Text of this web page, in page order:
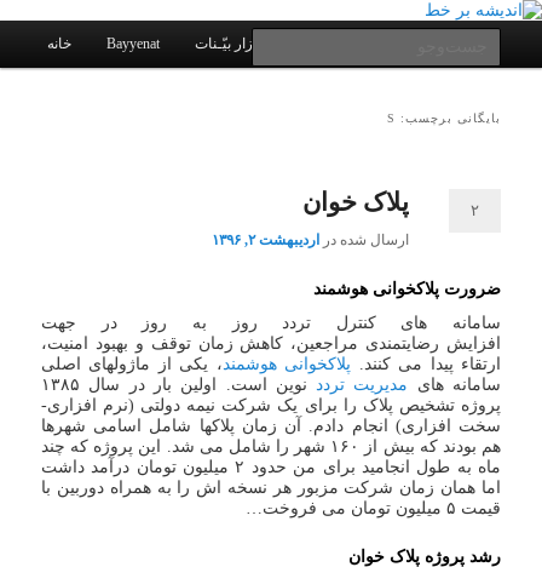
پرش
اصلی
پرش
ثانویه
اندیشه بر خط
یادداشتهای یک معلم در باب زندگی، اخلاق، اخبار، علم و سیاست
فهرست
خانه Bayyenat نرم افزار بیّـنات
بایگانی برچسب: S
پلاک خوان
ارسال شده در اردیبهشت ۲, ۱۳۹۶
۲
ضرورت پلاکخوانی هوشمند
سامانه های کنترل تردد روز به روز در جهت
افزایش رضایتمندی مراجعین، کاهش زمان توقف و بهبود امنیت،
ارتقاء پیدا می کنند. پلاکخوانی هوشمند، یکی از ماژولهای اصلی
سامانه های مدیریت تردد
نوین است. اولین بار در سال ۱۳۸۵
پروژه تشخیص پلاک را برای یک شرکت نیمه دولتی (نرم افزاری-
سخت افزاری) انجام دادم. آن زمان پلاکها شامل اسامی شهرها
هم بودند که بیش از ۱۶۰ شهر را شامل می شد. این پروژه که چند
ماه به طول انجامید برای من حدود ۲ میلیون تومان درآمد داشت
اما همان زمان شرکت مزبور هر نسخه اش را به همراه دوربین با
قیمت ۵ میلیون تومان می فروخت…
رشد پروژه پلاک خوان